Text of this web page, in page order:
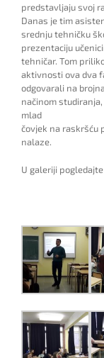
predstavljaju svoj
Danas je tim
srednju tehničku
prezentaciju
tehničar. Tom
aktivnosti ova dva
odgovarali na
načinom
mlad
čovjek na raskršću
nalaze.
U galeriji